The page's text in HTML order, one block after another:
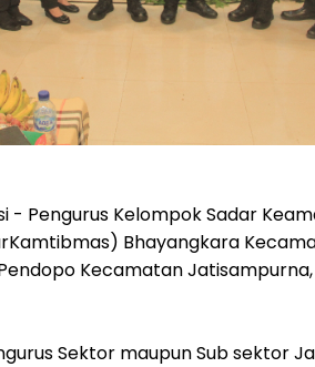
- Pengurus Kelompok Sadar
Bhayangkara
Kecamatan Jatisampurna,
Sektor maupun Sub sektor